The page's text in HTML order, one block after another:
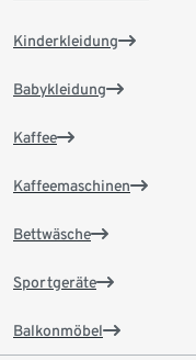
Kinderkleidung
Babykleidung
Kaffee
Kaffeemaschinen
Bettwäsche
Sportgeräte
Balkonmöbel